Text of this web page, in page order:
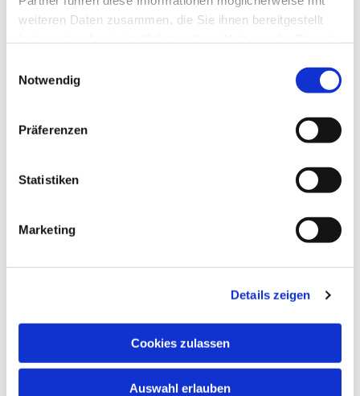
weiteren Daten zusammen, die Sie ihnen bereitgestellt
Notwendig
Präferenzen
Statistiken
Marketing
Details zeigen
Cookies zulassen
Auswahl erlauben
Eine Stunde, vollgepackt mit Themen, über
Schauen Sie doch mal vorbei!